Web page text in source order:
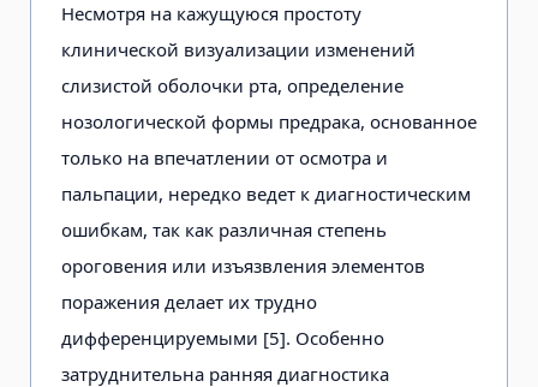
Несмотря на кажущуюся простоту
клинической визуализации изменений
слизистой оболочки рта, определение
нозологической формы предрака, основанное
только на впечатлении от осмотра и
пальпации, нередко ведет к диагностическим
ошибкам, так как различная степень
ороговения или изъязвления элементов
поражения делает их трудно
дифференцируемыми [5]. Особенно
затруднительна ранняя диагностика